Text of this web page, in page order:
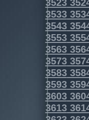
3533
3543
3553
3563
3573
3583
3593
3603
3613